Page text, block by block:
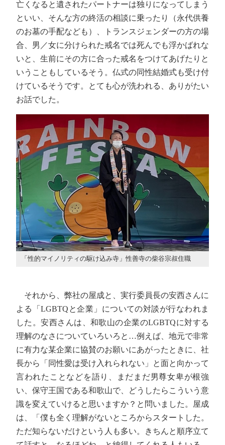
亡くなると遺されたパートナーは独りになってしまう
といい、そんな方の終活の相談に乗ったり（永代供養
のお墓の手配なども）、トランスジェンダーの方の場
合、男／女に分けられた戒名では死んでも浮かばれな
いと、生前にその方に合った戒名をつけてあげたりと
いうこともしているそう。仏式の同性結婚式も受け付
けているそうです。とても心が洗われる、ありがたい
お話でした。
「性的マイノリティの駆け込み寺」性善寺の柴谷宗叔住職
それから、弊社の屋成と、実行委員長の安西さんに
よる「LGBTQと企業」についての対談が行なわれま
した。安西さんは、和歌山の企業のLGBTQに対する
理解のなさについていろいろと…例えば、地元で非常
に有力な某企業に協賛のお願いにあがったときに、社
長から「同性愛は受け入れられない」と面と向かって
言われたことなどを語り、まだまだ男尊女卑が根強
い、保守王国である和歌山で、どうしたらこういう意
識を変えていけると思いますか？と問いました。屋成
は、「僕も全く理解がないところからスタートした。
ただ知らないだけという人も多い。きちんと順序立て